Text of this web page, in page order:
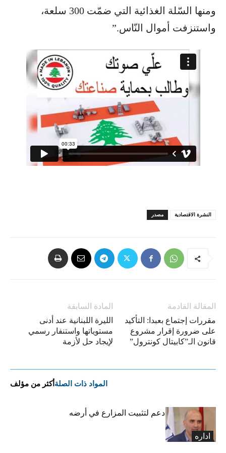
ومنها السّلة الغذائية التي ضمّت 300 سلعة،
واستنزفت أموال النّاس.”
مصدر النشرة الاقتصادية
المادة السابقة
الليرة اللبنانية عند أدنى
مستوياتها واستنفار رسمي
لإيجاد حل لأزمة
المقالة القادمة
مقررات إجتماع بعبدا: التأكيد
على ضرورة إقرار مشروع
قانون الـ”كابيتال كونترول”
المواد ذات الصلة أكثر من مؤلف
اداره
مشاريع وبرامج دعم لتثبيت المزارع في أرضه